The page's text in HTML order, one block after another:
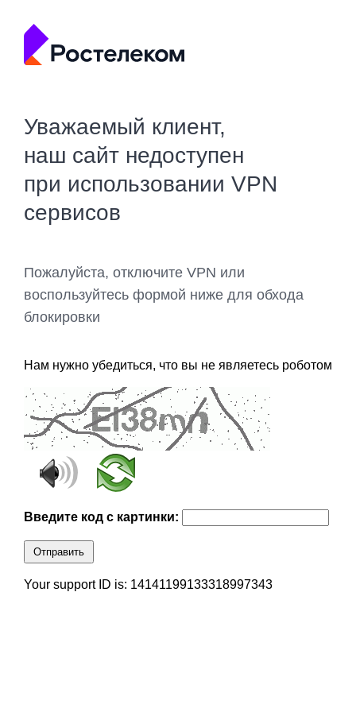
Уважаемый клиент,
наш сайт недоступен
при использовании VPN
сервисов
Пожалуйста, отключите VPN или
воспользуйтесь формой ниже для обхода
блокировки
Нам нужно убедиться, что вы не являетесь роботом
Введите код с картинки:
Отправить
Your support ID is: 14141199133318997343